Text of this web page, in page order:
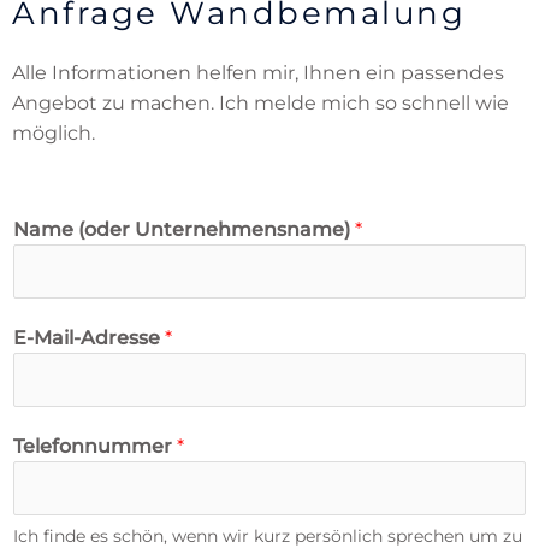
Anfrage Wandbemalung
Alle Informationen helfen mir, Ihnen ein passendes
Angebot zu machen. Ich melde mich so schnell wie
möglich.
Name (oder Unternehmensname) *
E-Mail-Adresse *
Telefonnummer *
Ich finde es schön, wenn wir kurz persönlich sprechen um zu